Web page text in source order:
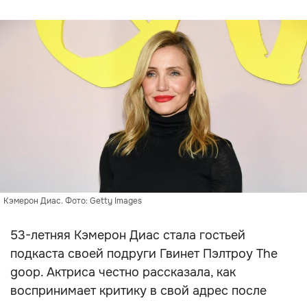
Кэмерон Диас. Фото: Getty Images
53-летняя Кэмерон Диас стала гостьей
подкаста своей подруги Гвинет Пэлтроу The
goop. Актриса честно рассказала, как
воспринимает критику в свой адрес после